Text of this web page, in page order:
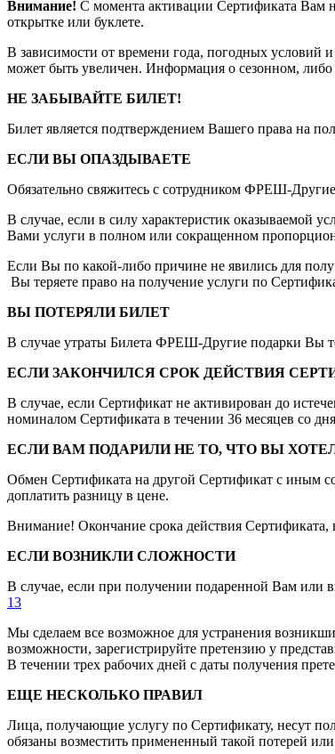
Внимание! С момента активации Сертификата Вам
открытке или буклете.
В зависимости от времени года, погодных условий
может быть увеличен. Информация о сезонном, либо
НЕ ЗАБЫВАЙТЕ БИЛЕТ!
Билет является подтверждением Вашего права на
ЕСЛИ ВЫ ОПАЗДЫВАЕТЕ
Обязательно свяжитесь с сотрудником ФРЕШ-
В случае, если в силу характеристик оказываемой
Вами услуги в полном или сокращенном
Если Вы по какой-либо причине не явились для
Вы теряете право на получение услуги по
ВЫ ПОТЕРЯЛИ БИЛЕТ
В случае утраты Билета ФРЕШ-Другие подарки Вы
ЕСЛИ ЗАКОНЧИЛСЯ СРОК ДЕЙСТВИЯ
В случае, если Сертификат не активирован до
номиналом Сертификата в течении 36 месяцев со
ЕСЛИ ВАМ ПОДАРИЛИ НЕ ТО, ЧТО ВЫ
Обмен Сертификата на другой Сертификат с иным
доплатить разницу в цене.
Внимание! Окончание срока действия Сертификата,
ЕСЛИ ВОЗНИКЛИ СЛОЖНОСТИ
В случае, если при получении подаренной Вам или
13
Мы сделаем все возможное для устранения
возможности, зарегистрируйте претензию у
В течении трех рабочих дней с даты получения
ЕЩЕ НЕСКОЛЬКО ПРАВИЛ
Лица, получающие услугу по Сертификату, несут
обязаны возместить примененный такой потерей